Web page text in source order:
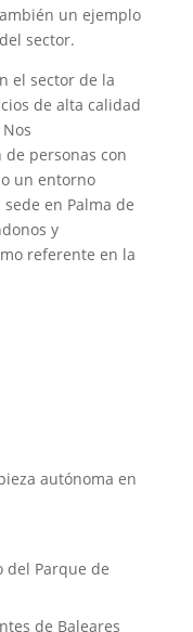
un ejemplo
sector.
el sector de la
de alta calidad
personas con
un entorno
en Palma de
y
referente en la
autónoma en
del Parque de
de Baleares